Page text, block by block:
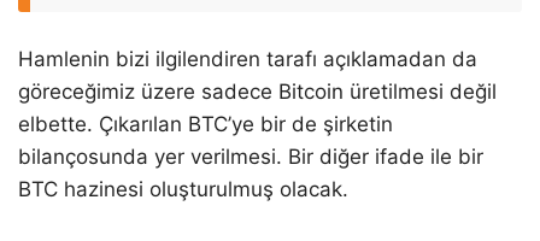
Hamlenin bizi ilgilendiren tarafı açıklamadan da
göreceğimiz üzere sadece Bitcoin üretilmesi değil
elbette. Çıkarılan BTC’ye bir de şirketin
bilançosunda yer verilmesi. Bir diğer ifade ile bir
BTC hazinesi oluşturulmuş olacak.